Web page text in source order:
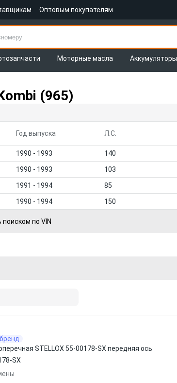
Оптовым покупателям
Моторные масла Аккумуляторы
(965)
Год выпуска Л.С.
1990 - 1993 140
1990 - 1993 103
1991 - 1994 85
1990 - 1994 150
по VIN
STELLOX 55-00178-SX передняя ось
SX